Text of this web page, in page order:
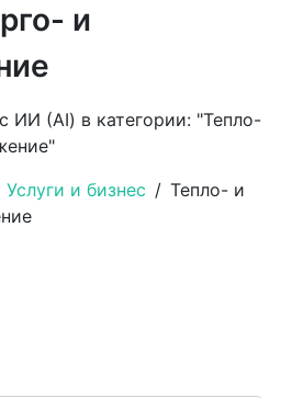
и
ИИ (AI) в категории: "Тепло-
Услуги и бизнес / Тепло- и